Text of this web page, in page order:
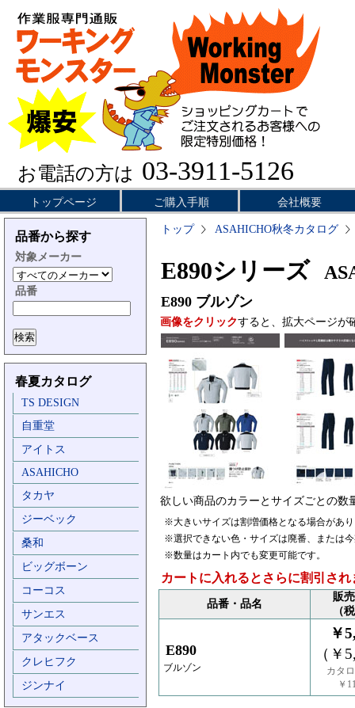
お電話の方は 03-3911-5126
トップページ ご購入手順 会社概要
品番から探す
対象メーカー
品番
春夏カタログ
TS DESIGN
自重堂
アイトス
ASAHICHO
タカヤ
ジーベック
桑和
ビッグボーン
コーコス
サンエス
アタックベース
クレヒフク
ジンナイ
トップ ASAHICHO秋冬カタログ
E890シリーズ
E890 ブルゾン
画像をクリックすると、拡大ページが
欲しい商品のカラーとサイズごとの数
※大きいサイズは割増価格となる場合があ
※選択できない色・サイズは廃番、または
※数量はカート内でも変更可能です。
カートに入れるとさらに割引され
品番・品名
販
（
E890
ブルゾン
￥
（￥
カタ
￥